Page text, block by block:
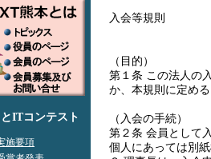
ITコンテスト
施要項
入会等規則
（目的）
第１条 この法人の
か、本規則に定め
（入会の手続）
第２条 会員として
個人にあっては別